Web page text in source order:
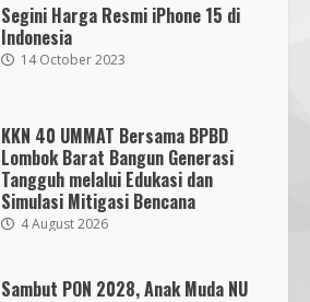
Segini Harga Resmi iPhone 15 di
Indonesia
14 October 2023
KKN 40 UMMAT Bersama BPBD
Lombok Barat Bangun Generasi
Tangguh melalui Edukasi dan
Simulasi Mitigasi Bencana
4 August 2026
Sambut PON 2028, Anak Muda NU
SMPN 7 Mataram Menerapkan
Project Based Learning pada
Outing Class ke Destinasi Wisata